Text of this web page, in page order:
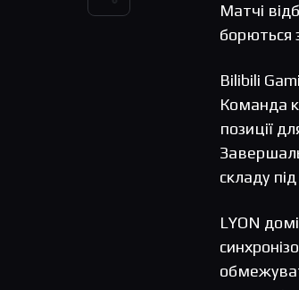
Матчі
борються
Bilibili
Команда
позиції
складу
LYON